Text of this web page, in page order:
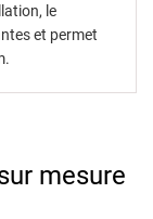
le
et permet
mesure